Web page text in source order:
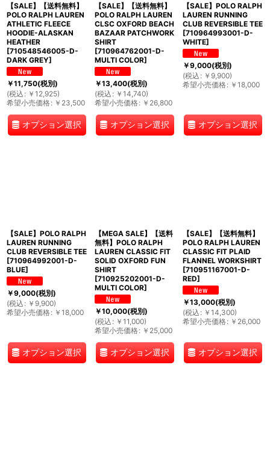
【SALE】【送料無料】
POLO RALPH LAUREN
ATHLETIC FLEECE
HOODIE-ALASKAN
HEATHER
[710548546005-D-
DARK GREY]
￥11,750(税別)
(税込 : ￥ 12,925)
希望小売価格: ￥ 23,500
オプション選択
【SALE】【送料無料】
POLO RALPH LAUREN
CLSC OXFORD BEACH
BAZAAR PATCHWORK
SHIRT
[710964762001-D-
MULTI COLOR]
￥13,400(税別)
(税込 : ￥ 14,740)
希望小売価格: ￥ 26,800
オプション選択
【SALE】POLO RALPH
LAUREN RUNNING
CLUB REVERSIBLE TEE
[710964993001-D-
WHITE]
￥9,000(税別)
(税込 : ￥ 9,900)
希望小売価格: ￥ 18,000
オプション選択
【SALE】POLO RALPH
LAUREN RUNNING
CLUB REVERSIBLE TEE
[710964992001-D-
BLUE]
￥9,000(税別)
(税込 : ￥ 9,900)
希望小売価格: ￥ 18,000
オプション選択
【MEGA SALE】【送料
無料】POLO RALPH
LAUREN CLASSIC FIT
SOLID OXFORD FUN
SHIRT
[710925202001-D-
MULTI COLOR]
￥10,000(税別)
(税込 : ￥ 11,000)
希望小売価格: ￥ 25,000
オプション選択
【SALE】【送料無料】
POLO RALPH LAUREN
CLASSIC FIT PLAID
FLANNEL WORKSHIRT
[710951167001-D-
RED]
￥13,000(税別)
(税込 : ￥ 14,300)
希望小売価格: ￥ 26,000
オプション選択